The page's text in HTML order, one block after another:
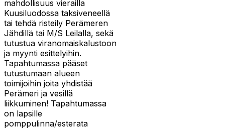
mahdollisuus vierailla
Kuusiluodossa taksiveneellä
tai tehdä risteily Perämeren
Jähdillä tai M/S Leilalla, sekä
tutustua viranomaiskalustoon
ja myynti esittelyihin.
Tapahtumassa pääset
tutustumaan alueen
toimijoihin joita yhdistää
Perämeri ja vesillä
liikkuminen! Tapahtumassa
on lapsille
pomppulinna/esterata